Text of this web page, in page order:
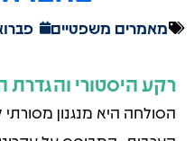
מאמרים משפטיים פברואר
רקע היסטורי והגדרת
הסולחה היא מנגנון